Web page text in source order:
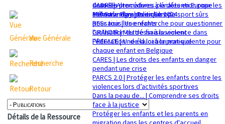
sexuelle
Mémorandum politique 2024
dans les procédures pénales en Europe
360 Safe Play | Des clubs de sport sûrs
pour tous les enfants
GRANDIR | Mettre fin à la violence dans
l’éducation : de la loi à la pratique
CADRE | Alternatives à la détention pour les
enfants migrants en Europe
RESsaisir | Une recherche pour questionner
l'utilisation du déssaisissement
PREFACE | Une éducation non-violente pour
chaque enfant en Belgique
CARES | Les droits des enfants en danger
pendant une crise
PARCS 2.0 | Protéger les enfants contre les
violences lors d’activités sportives
Dans la peau de... | Comprendre ses droits
face à la justice
Protéger les enfants et les parents en
Vue Générale
Recherche
Retour
Détails de la Ressource